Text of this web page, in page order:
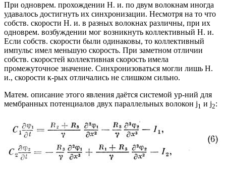
При одноврем. прохождении Н. и. по двум волокнам иногда
удавалось достигнуть их синхронизации. Несмотря на то что
собств. скорости Н. и. в разных волокнах различны, при их
одноврем. возбуждении мог возникнуть коллективный Н. и.
Если собств. скорости были одинаковы, то коллективный
импульс имел меньшую скорость. При заметном отличии
собств. скоростей коллективная скорость имела
промежуточное значение. Синхронизоваться могли лишь Н.
и., скорости к-рых отличались не слишком сильно.
Матем. описание этого явления даётся системой ур-ний для
мембранных потенциалов двух параллельных волокон j1 и j2: